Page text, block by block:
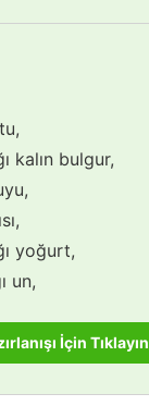
kalın bulgur,
yoğurt,
un,
İçin Tıklayın